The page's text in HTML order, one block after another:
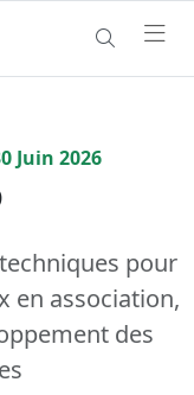
Juin 2026
pour
en association,
des